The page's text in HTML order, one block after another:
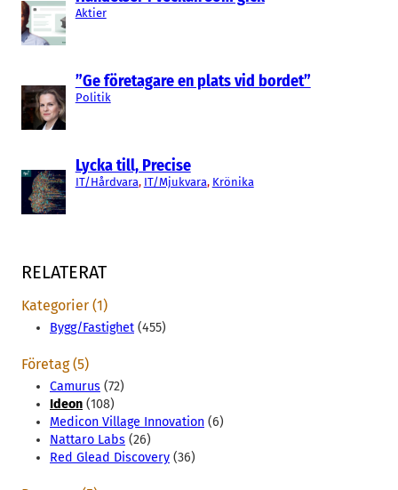
Aktier
”Ge företagare en plats vid bordet”
Politik
Lycka till, Precise
IT/Hårdvara, IT/Mjukvara, Krönika
RELATERAT
Kategorier (1)
Bygg/Fastighet (455)
Företag (5)
Camurus (72)
Ideon (108)
Medicon Village Innovation (6)
Nattaro Labs (26)
Red Glead Discovery (36)